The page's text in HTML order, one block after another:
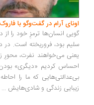
آرام در گفت‌وگو با فاروک شهیچ‭
انسان‌ها ترمزِ خود را از دست
بود، فروریخته است. در دنیای
می‌خواهند نفرت، محورِ
کردیم «دیگری» بودن چه
که ما را احاطه
زندگی و شادی‌هایش...